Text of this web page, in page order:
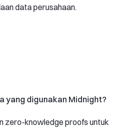
data perusahaan.
yang digunakan Midnight?
zero-knowledge proofs untuk